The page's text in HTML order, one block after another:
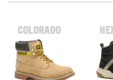
COLORADO